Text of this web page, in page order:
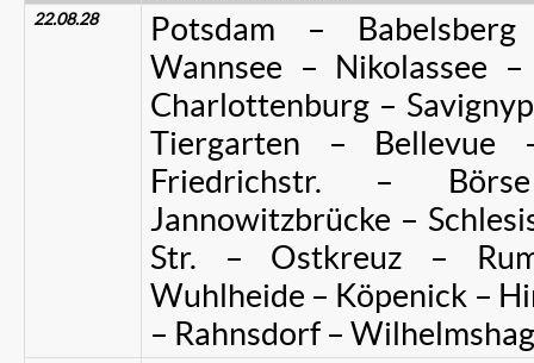
22.08.28
Potsdam –
Wannsee – Nikolassee
Charlottenburg –
Tiergarten – Bellevue
Friedrichstr. –
Jannowitzbrücke –
Str. – Ostkreuz –
Wuhlheide – Köpenick –
– Rahnsdorf –